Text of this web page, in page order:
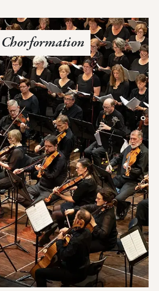
Chorformation